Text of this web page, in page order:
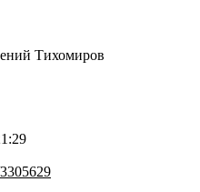
Тихомиров